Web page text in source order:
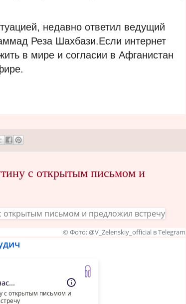
недавно ответил ведущий
Реза Шахбази.Если интернет
в мире и согласии в Афганистан
с открытым письмом и
© Фото: @V_Zelenskiy_official в Telegram
с открытым письмом и